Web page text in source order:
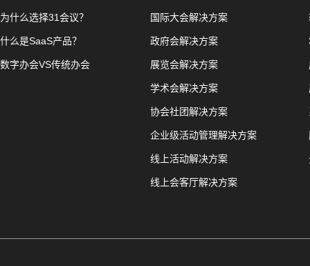
为什么选择31会议？
什么是SaaS产品？
数字办会VS传统办会
国际大会解决方案
政府会解决方案
展览会解决方案
学术会解决方案
协会社团解决方案
企业级活动管理解决方案
线上活动解决方案
线上会客厅解决方案